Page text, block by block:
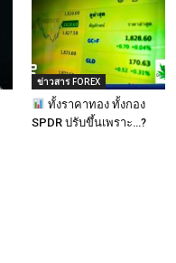
ข่าวสาร FOREX
ทั้งราคาทอง ทั้งกอง
SPDR ปรับขึ้นเพราะ…?